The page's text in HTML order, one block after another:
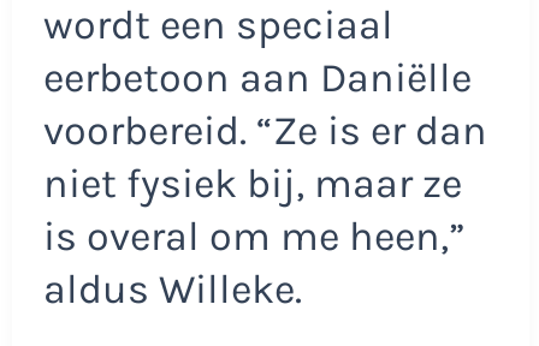
wordt een speciaal
eerbetoon aan Daniëlle
voorbereid. “Ze is er dan
niet fysiek bij, maar ze
is overal om me heen,”
aldus Willeke.